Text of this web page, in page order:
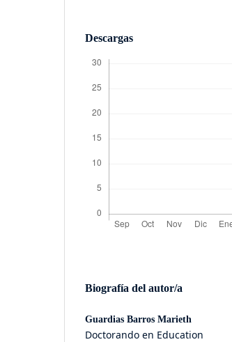
Descargas
Biografía del autor/a
Guardias Barros Marieth
Doctorando en Education